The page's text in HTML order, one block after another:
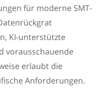
für moderne SMT-
KI-unterstützte
vorausschauende
erlaubt die
Anforderungen.